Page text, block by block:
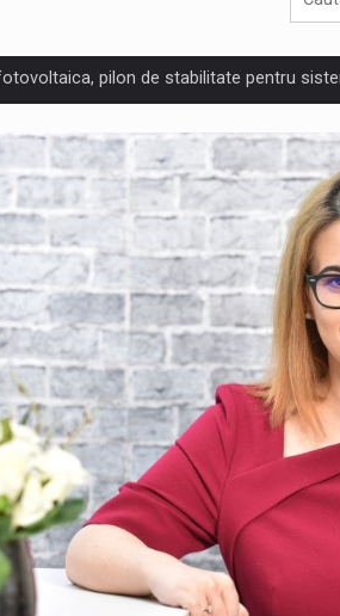
pilon de stabilitate pentru
sa spunem nu intr-o cultura care
Spotlight: What SKU Level Tracking
si comerciantii care nu se supun
IN MISCARE
PERMANENT INCARCATE
ROMANIAN CORPORATE COMPANIES
WILL COME FROM BEING THE MOST
OUR LOVE LANGUAGE
Piatra Craiului 2026, fueled by